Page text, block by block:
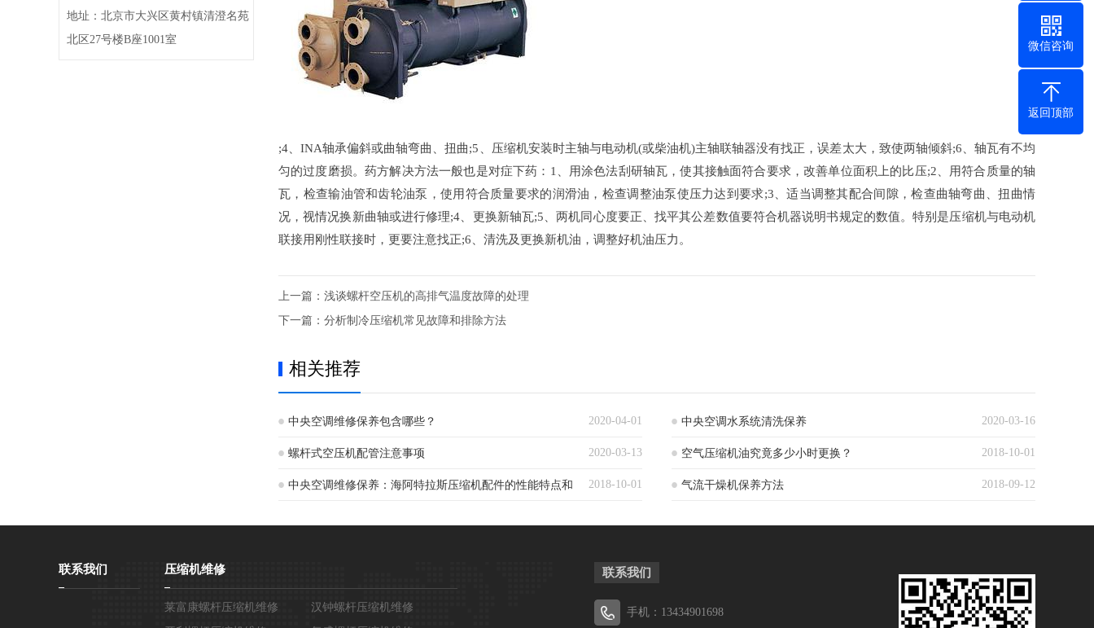
地址：北京市大兴区黄村镇清澄名苑
北区27号楼B座1001室
;4、INA轴承偏斜或曲轴弯曲、扭曲;5、压缩机安装时主轴与电动机(或柴油机)主轴联轴器没有找正，误差太大，致使两轴倾斜;6、轴瓦有不均
匀的过度磨损。药方解决方法一般也是对症下药：1、用涂色法刮研轴瓦，使其接触面符合要求，改善单位面积上的比压;2、用符合质量的轴
瓦，检查输油管和齿轮油泵，使用符合质量要求的润滑油，检查调整油泵使压力达到要求;3、适当调整其配合间隙，检查曲轴弯曲、扭曲情
况，视情况换新曲轴或进行修理;4、更换新轴瓦;5、两机同心度要正、找平其公差数值要符合机器说明书规定的数值。特别是压缩机与电动机
联接用刚性联接时，更要注意找正;6、清洗及更换新机油，调整好机油压力。
上一篇： 浅谈螺杆空压机的高排气温度故障的处理
下一篇： 分析制冷压缩机常见故障和排除方法
相关推荐
2020-04-01
中央空调维修保养包含哪些？ 2020-03-16
中央空调水系统清洗保养
2020-03-13
螺杆式空压机配管注意事项 2018-10-01
空气压缩机油究竟多少小时更换？
2018-10-01
中央空调维修保养：海阿特拉斯压缩机配件的性能特点和 2018-09-12
气流干燥机保养方法
联系我们 压缩机维修
莱富康螺杆压缩机维修
汉钟螺杆压缩机维修
联系我们
手机：13434901698
微信咨询
返回顶部